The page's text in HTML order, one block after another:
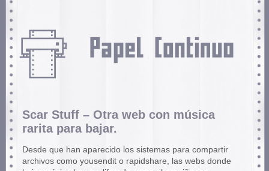
Scar Stuff – Otra web con música
rarita para bajar.
Desde que han aparecido los sistemas para compartir
archivos como yousendit o rapidshare, las webs donde